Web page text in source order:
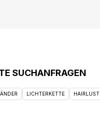
SUCHANFRAGEN
LICHTERKETTE HAIRLUST